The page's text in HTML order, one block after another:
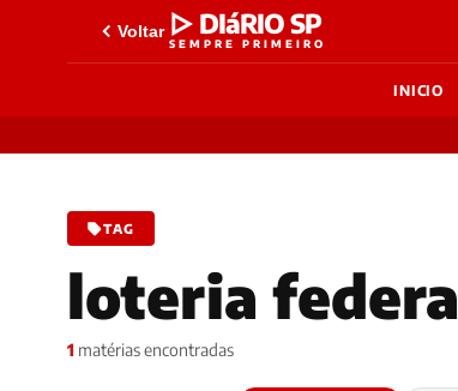
Voltar ▷ DIáRIO SP
SEMPRE PRIMEIRO
INICIO
TAG
loteria
1 matérias encontradas